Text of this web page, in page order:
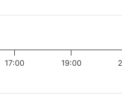
17:00 19:00